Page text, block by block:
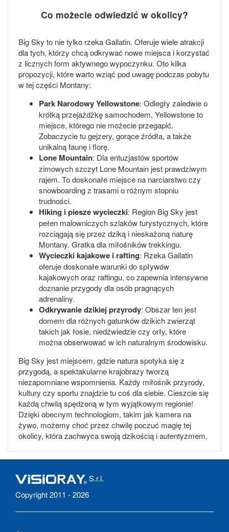
Co możecie odwiedzić w okolicy?
Big Sky to nie tylko rzeka Gallatin. Oferuje wiele atrakcji
dla tych, którzy chcą odkrywać nowe miejsca i korzystać
z licznych form aktywnego wypoczynku. Oto kilka
propozycji, które warto wziąć pod uwagę podczas pobytu
w tej części Montany:
Park Narodowy Yellowstone: Odległy zaledwie o
krótką przejażdżkę samochodem, Yellowstone to
miejsce, którego nie możecie przegapić.
Zobaczycie tu gejzery, gorące źródła, a także
unikalną faunę i florę.
Lone Mountain: Dla entuzjastów sportów
zimowych szczyt Lone Mountain jest prawdziwym
rajem. To doskonałe miejsce na narciarstwo czy
snowboarding z trasami o różnym stopniu
trudności.
Hiking i piesze wycieczki: Region Big Sky jest
pełen malowniczych szlaków turystycznych, które
rozciągają się przez dziką i nieskażoną naturę
Montany. Gratka dla miłośników trekkingu.
Wycieczki kajakowe i rafting: Rzeka Gallatin
oferuje doskonałe warunki do spływów
kajakowych oraz raftingu, co zapewnia intensywne
doznanie przygody dla osób pragnących
adrenaliny.
Odkrywanie dzikiej przyrody: Obszar ten jest
domem dla różnych gatunków dzikich zwierząt
takich jak łosie, niedźwiedzie czy orły, które
można obserwować w ich naturalnym środowisku.
Big Sky jest miejscem, gdzie natura spotyka się z
przygodą, a spektakularne krajobrazy tworzą
niezapomniane wspomnienia. Każdy miłośnik przyrody,
kultury czy sportu znajdzie tu coś dla siebie. Cieszcie się
każdą chwilą spędzoną w tym wyjątkowym regionie!
Dzięki obecnym technologiom, takim jak kamera na
żywo, możemy choć przez chwilę poczuć magię tej
okolicy, która zachwyca swoją dzikością i autentyzmem.
S.r.l.
Copyright 2011 - 2026